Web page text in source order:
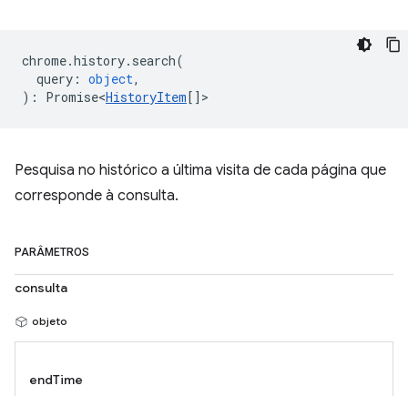
chrome.history. search(
query : object,
) : Promise<HistoryItem[] >
Pesquisa no histórico a última visita de cada página que
corresponde à consulta.
PARÂMETROS
consulta
objeto
endTime